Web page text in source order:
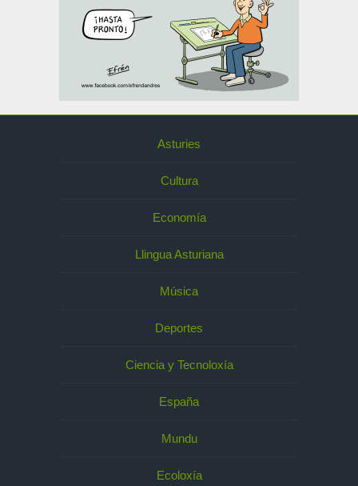
Asturies
Cultura
Economía
Llingua Asturiana
Música
Deportes
Ciencia y Tecnoloxía
España
Mundu
Ecoloxía